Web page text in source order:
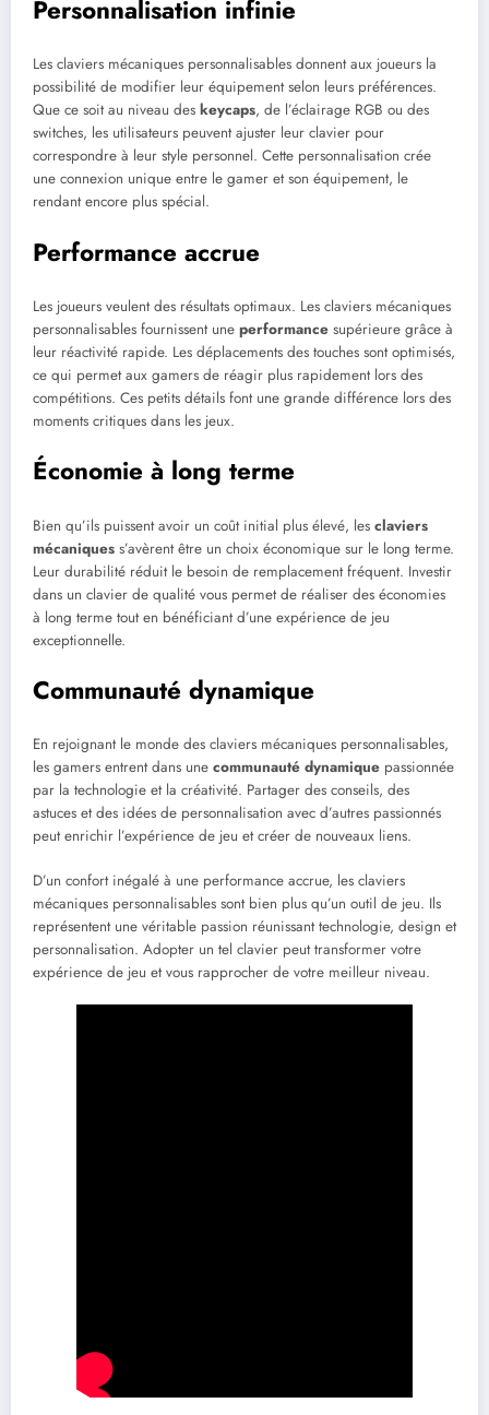
Personnalisation infinie
Les claviers mécaniques personnalisables donnent aux joueurs la
possibilité de modifier leur équipement selon leurs préférences.
Que ce soit au niveau des keycaps, de l’éclairage RGB ou des
switches, les utilisateurs peuvent ajuster leur clavier pour
correspondre à leur style personnel. Cette personnalisation crée
une connexion unique entre le gamer et son équipement, le
rendant encore plus spécial.
Performance accrue
Les joueurs veulent des résultats optimaux. Les claviers mécaniques
personnalisables fournissent une performance supérieure grâce à
leur réactivité rapide. Les déplacements des touches sont optimisés,
ce qui permet aux gamers de réagir plus rapidement lors des
compétitions. Ces petits détails font une grande différence lors des
moments critiques dans les jeux.
Économie à long terme
Bien qu’ils puissent avoir un coût initial plus élevé, les claviers
mécaniques s’avèrent être un choix économique sur le long terme.
Leur durabilité réduit le besoin de remplacement fréquent. Investir
dans un clavier de qualité vous permet de réaliser des économies
à long terme tout en bénéficiant d’une expérience de jeu
exceptionnelle.
Communauté dynamique
En rejoignant le monde des claviers mécaniques personnalisables,
les gamers entrent dans une communauté dynamique passionnée
par la technologie et la créativité. Partager des conseils, des
astuces et des idées de personnalisation avec d’autres passionnés
peut enrichir l’expérience de jeu et créer de nouveaux liens.
D’un confort inégalé à une performance accrue, les claviers
mécaniques personnalisables sont bien plus qu’un outil de jeu. Ils
représentent une véritable passion réunissant technologie, design et
personnalisation. Adopter un tel clavier peut transformer votre
expérience de jeu et vous rapprocher de votre meilleur niveau.